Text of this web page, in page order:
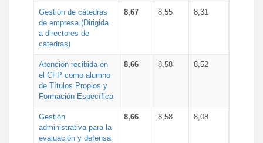
Gestión de cátedras
de empresa (Dirigida
a directores de
cátedras)
8,67 8,55 8,31
Atención recibida en
el CFP como alumno
de Títulos Propios y
Formación Específica
8,66 8,58 8,52
Gestión
administrativa para la
evaluación y defensa
8,66 8,58 8,08